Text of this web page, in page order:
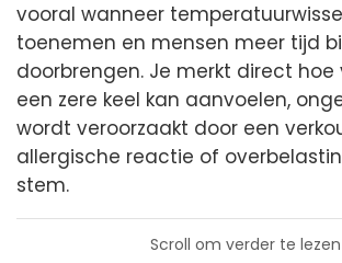
vooral wanneer
toenemen en mensen meer tijd
doorbrengen. Je merkt direct hoe
een zere keel kan aanvoelen,
wordt veroorzaakt door een
allergische reactie of
stem.
Scroll om verder te lezen